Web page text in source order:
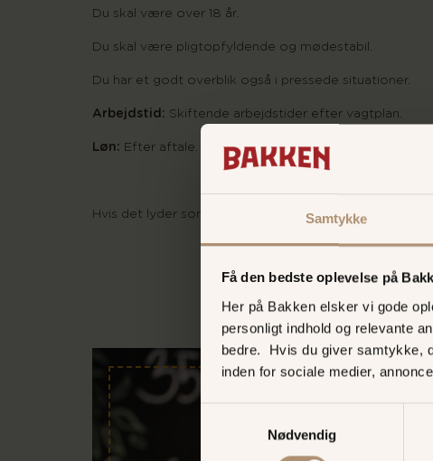
Samtykke
Få den bedste oplevelse på
Her på Bakken elsker vi gode
personligt indhold og relevante
bedre. Hvis du giver samtykke,
inden for sociale medier,
Nødvendig
Du skal være over 18 år.
Du skal være pligtopfyldende og mødestabil.
Du har et godt overblik også i pressede situationer.
Arbejdstid: Skiftende arbejdstider efter vagtplan.
Løn: Efter aftale.
Hvis det lyder som noget for dig, så skriv en mail til